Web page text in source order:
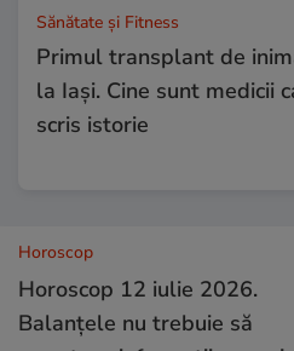
Sănătate și Fitness
Primul transplant de
la Iași. Cine sunt medicii
scris istorie
Horoscop
Horoscop 12 iulie 2026.
Balanțele nu trebuie să